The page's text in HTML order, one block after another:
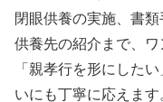
閉眼供養の実施、書
供養先の紹介まで、ワ
「親孝行を形にした
いにも丁寧に応えます